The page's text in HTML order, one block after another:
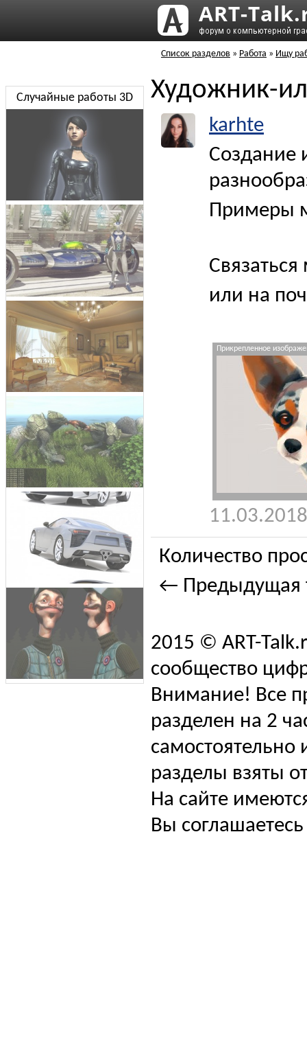
Список разделов » Работа » Ищу
Художник-
karhte
Создание
Примеры
или на
Прикрепленное
Количество
← Предыдущая
Случайные работы 3D
2015 © ART-
сообщество
Внимание! Все
разделен на 2
самостоятельно
разделы взяты
На сайте
Вы